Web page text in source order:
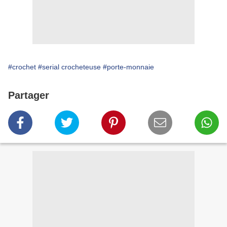
#crochet #serial crocheteuse #porte-monnaie
Partager